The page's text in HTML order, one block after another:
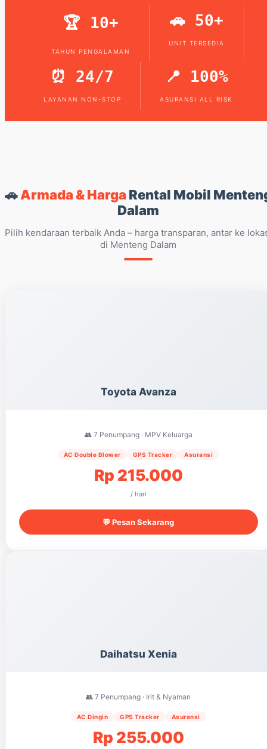
🏆 10+
TAHUN PENGALAMAN
🚗 50+
UNIT TERSEDIA
⏰ 24/7
LAYANAN NON-STOP
📍 100%
ASURANSI ALL RISK
🚗Armada & Harga Rental Mobil
Dalam
Pilih kendaraan terbaik Anda – harga transparan, antar ke
di Menteng Dalam
Toyota Avanza
👥 7 Penumpang · MPV Keluarga
AC Double Blower GPS Tracker Asuransi
Rp 215.000
/ hari
💬 Pesan Sekarang
Daihatsu Xenia
👥 7 Penumpang · Irit & Nyaman
AC Dingin GPS Tracker Asuransi
Rp 255.000